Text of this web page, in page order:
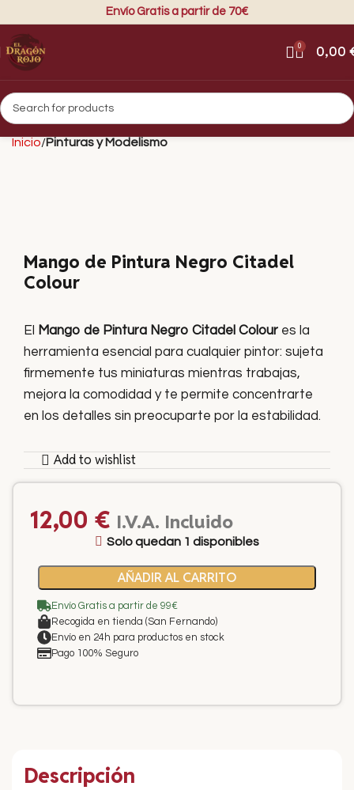
Envío Gratis a partir de 70€
0 0,00
Inicio Pinturas y Modelismo
Mango de Pintura Negro Citadel
Colour
El Mango de Pintura Negro Citadel Colour es la
herramienta esencial para cualquier pintor: sujeta
firmemente tus miniaturas mientras trabajas,
mejora la comodidad y te permite concentrarte
en los detalles sin preocuparte por la estabilidad.
Add to wishlist
12,00 € I.V.A. Incluido
Solo quedan 1 disponibles
AÑADIR AL CARRITO
Envío Gratis a partir de 99€
Recogida en tienda (San Fernando)
Envío en 24h para productos en stock
Pago 100% Seguro
Descripción